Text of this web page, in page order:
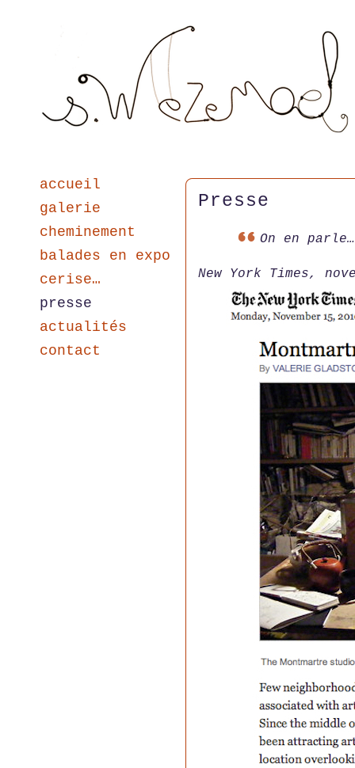
accueil
galerie
cheminement
balades en expo
cerise…
presse
actualités
contact
Presse
On en parle…
New York Times,